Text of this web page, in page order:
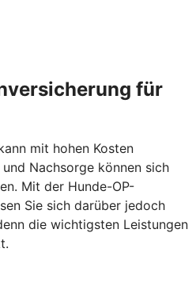
für
mit hohen Kosten
Nachsorge können sich
Mit der Hunde-OP-
Sie sich darüber jedoch
die wichtigsten Leistungen